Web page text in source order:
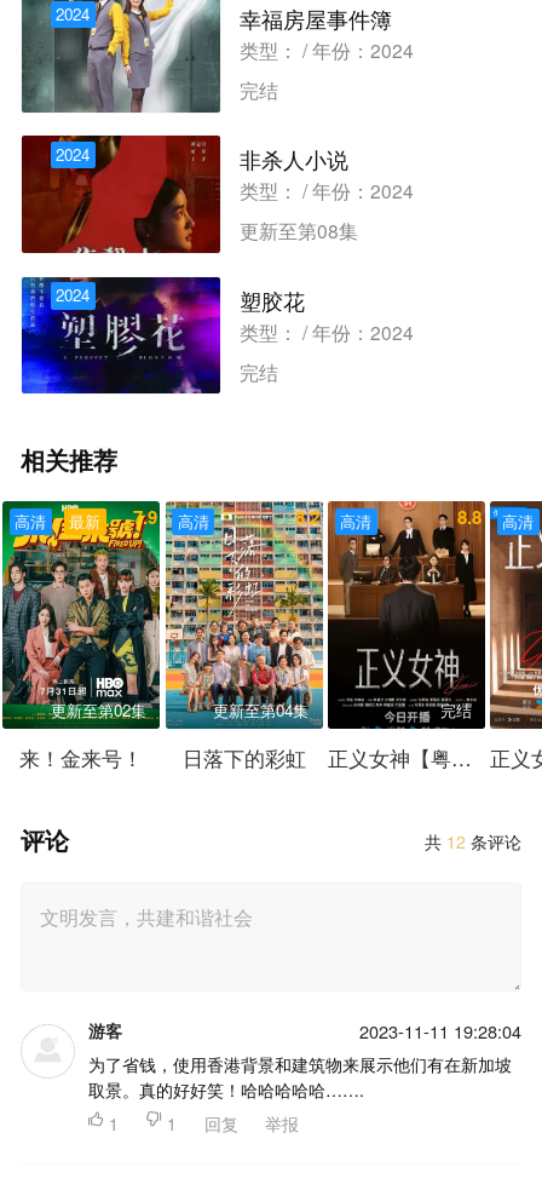
2024 幸福房屋事件簿
类型： / 年份：2024
完结
2024 非杀人小说
类型： / 年份：2024
更新至第08集
2024 塑胶花
类型： / 年份：2024
完结
相关推荐
最新
高清 7.9
更新至第02集
来！金来号！
高清 8.2
更新至第04集
日落下的彩虹
高清 8.8
完结
正义女神【粤语】
高清
共 12 条评论
评论
游客 2023-11-11 19:28:04
为了省钱，使用香港背景和建筑物来展示他们有在新加坡
取景。真的好好笑！哈哈哈哈哈…….
 1  1 回复 举报